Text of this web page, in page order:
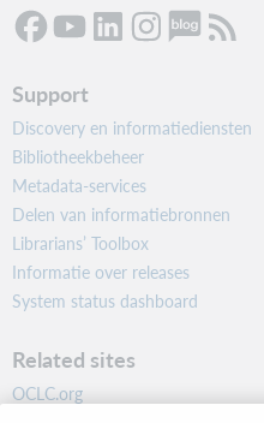
Support
Discovery en informatiediensten
Bibliotheekbeheer
Metadata-services
Delen van informatiebronnen
Librarians’ Toolbox
Informatie over releases
System status dashboard
Related sites
OCLC.org